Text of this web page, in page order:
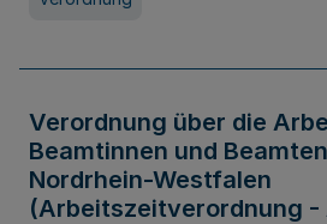
Verordnung über die
Beamtinnen und
Nordrhein-Westfalen
(Arbeitszeitverordnung -